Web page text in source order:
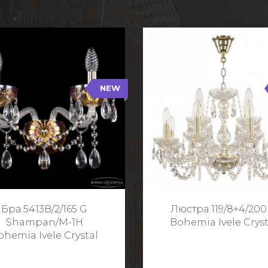
NEW
Бра 5413B/2/165 G
Shampan/M-1H
Ivele Crystal
2/165 G Shampan/M-1H
Тип: Хрустальные
арматуры: Золото/
Кол-во ламп: 2
Ширина: 35 см
Люстра 119/8+4/200
Bohemia Ivele
119/8+4/200 G
Тип: Стеклянный рожок
Цвет арматуры:
Кол-во ламп:
Диаметр: 58